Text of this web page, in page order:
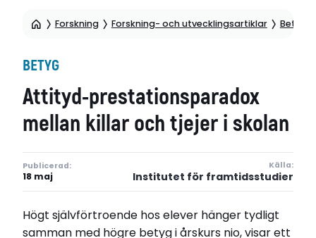
Forskning Forskning- och utvecklingsartiklar Betyg
BETYG
Attityd-prestationsparadox
mellan killar och tjejer i skolan
Publicerad:
18 maj
Källa:
Institutet för framtidsstudier
Högt självförtroende hos elever hänger tydligt
samman med högre betyg i årskurs nio, visar ett